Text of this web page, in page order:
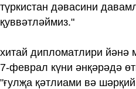
түркистан дәвасини
қуввәтләймиз."
хитай дипломатлири йәнә
7‏-феврал күни әнқәрәдә өткүзмәкчи болған
"ғулҗа қәтлиами вә